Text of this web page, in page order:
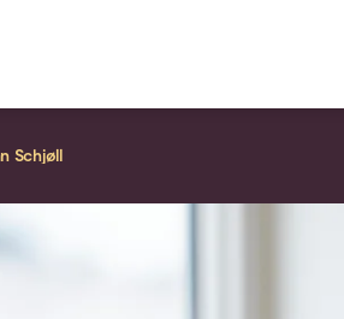
Schjøll